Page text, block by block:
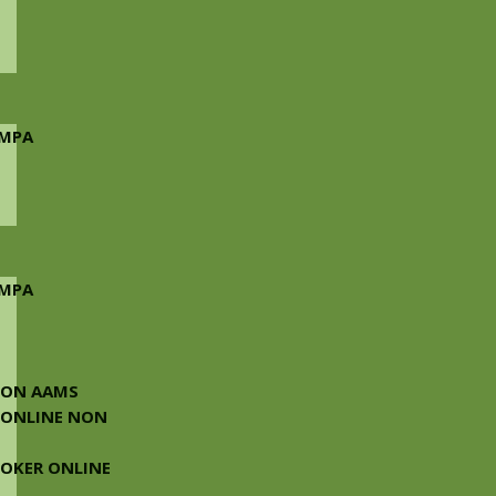
AAMS
NON
ONLINE